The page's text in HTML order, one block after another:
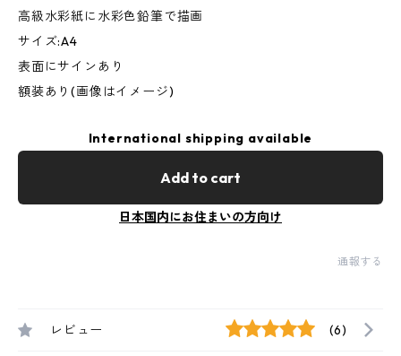
高級水彩紙に水彩色鉛筆で描画
サイズ:A4
表面にサインあり
額装あり(画像はイメージ)
International shipping available
Add to cart
日本国内にお住まいの方向け
通報する
レビュー (6)